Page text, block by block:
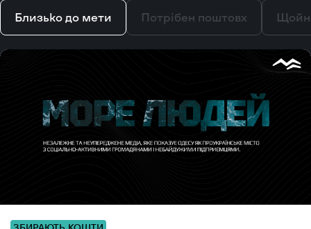
Близько до мети Потрібен поштовх